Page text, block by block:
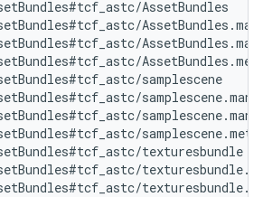
AssetBundles
samplescene
samplescene.meta
texturesbundle